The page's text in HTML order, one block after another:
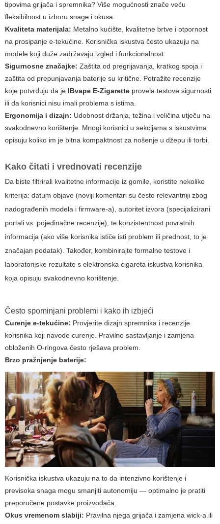
tipovima grijača i spremnika? Više mogućnosti znače veću
fleksibilnost u izboru snage i okusa.
Kvaliteta materijala: Metalno kućište, kvalitetne brtve i otpornost
na prosipanje e-tekućine. Korisnička iskustva često ukazuju na
modele koji duže zadržavaju izgled i funkcionalnost.
Sigurnosne značajke: Zaštita od pregrijavanja, kratkog spoja i
zaštita od prepunjavanja baterije su kritične. Potražite recenzije
koje potvrđuju da je IBvape E-Zigarette provela testove sigurnosti
ili da korisnici nisu imali problema s istima.
Ergonomija i dizajn: Udobnost držanja, težina i veličina utječu na
svakodnevno korištenje. Mnogi korisnici u sekcijama s iskustvima
opisuju koliko im je bitna kompaktnost za nošenje u džepu ili torbi.
Kako čitati i vrednovati recenzije
Da biste filtrirali kvalitetne informacije iz gomile, koristite nekoliko
kriterija: datum objave (noviji komentari su često relevantniji zbog
nadograđenih modela i firmware-a), autoritet izvora (specijalizirani
portali vs. pojedinačne recenzije), te konzistentnost povratnih
informacija (ako više korisnika ističe isti problem ili prednost, to je
značajan podatak). Također, kombinirajte formalne testove i
laboratorijske rezultate s elektronska cigareta iskustva korisnika
koja opisuju svakodnevno korištenje.
Često spominjani problemi i kako ih izbjeći
Curenje e-tekućine: Provjerite dizajn spremnika i recenzije
korisnika koji navode curenje. Pravilno sastavljanje i zamjena
obloženih O-ringova često rješava problem.
Brzo pražnjenje baterije:
Korisnička iskustva ukazuju na to da intenzivno korištenje i
previsoka snaga mogu smanjiti autonomiju — optimalno je pratiti
preporučene postavke proizvođača.
Okus vremenom slabiji: Pravilna njega grijača i zamjena wick-a ili